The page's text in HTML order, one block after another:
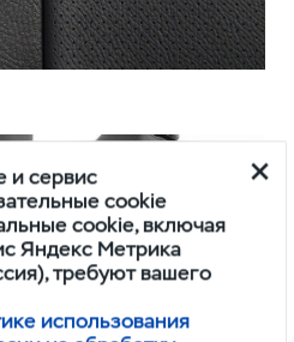
и сервис
cookie
cookie, включая
Яндекс Метрика
требуют вашего
использования